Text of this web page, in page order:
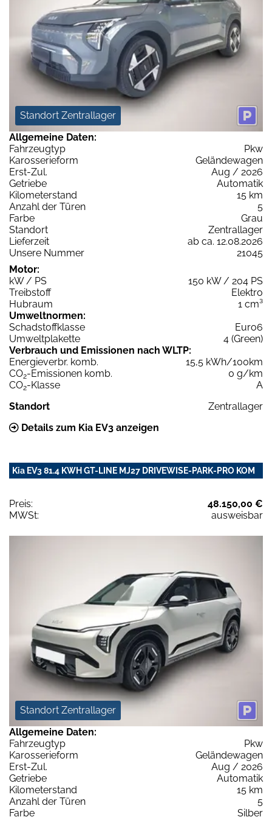
Standort Zentrallager
Allgemeine Daten:
Fahrzeugtyp
Pkw
Karosserieform
Geländewagen
Erst-Zul.
Aug / 2026
Getriebe
Automatik
Kilometerstand
15 km
Anzahl der Türen
5
Farbe
Grau
Standort
Zentrallager
Lieferzeit
ab ca. 12.08.2026
Unsere Nummer
21045
Motor:
kW / PS
150 kW / 204 PS
Treibstoff
Elektro
Hubraum
1 cm³
Umweltnormen:
Schadstoffklasse
Euro6
Umweltplakette
4 (Green)
Verbrauch und Emissionen nach WLTP:
Energieverbr. komb.
15,5 kWh/100km
CO2-Emissionen komb.
0 g/km
CO2-Klasse
A
Standort
Zentrallager
Details zum Kia EV3 anzeigen
Kia EV3 81.4 KWH GT-LINE MJ27 DRIVEWISE-PARK-PRO KOM
Preis:
48.150,00 €
MWSt:
ausweisbar
Standort Zentrallager
Allgemeine Daten:
Fahrzeugtyp
Pkw
Karosserieform
Geländewagen
Erst-Zul.
Aug / 2026
Getriebe
Automatik
Kilometerstand
15 km
Anzahl der Türen
5
Farbe
Silber